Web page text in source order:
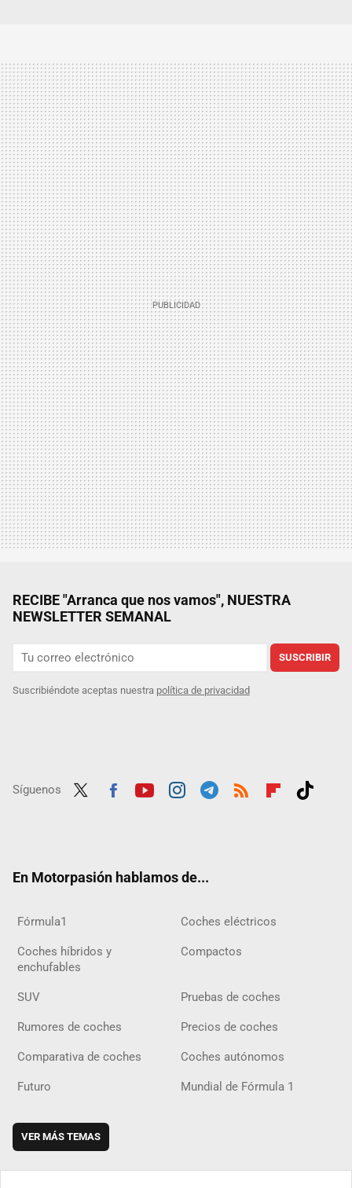
RECIBE "Arranca que nos vamos", NUESTRA
NEWSLETTER SEMANAL
SUSCRIBIR
Suscribiéndote aceptas nuestra política de privacidad
Síguenos
En Motorpasión hablamos de...
Fórmula1 Coches eléctricos
Coches híbridos y
enchufables
Compactos
SUV Pruebas de coches
Rumores de coches Precios de coches
Comparativa de coches Coches autónomos
Futuro Mundial de Fórmula 1
VER MÁS TEMAS